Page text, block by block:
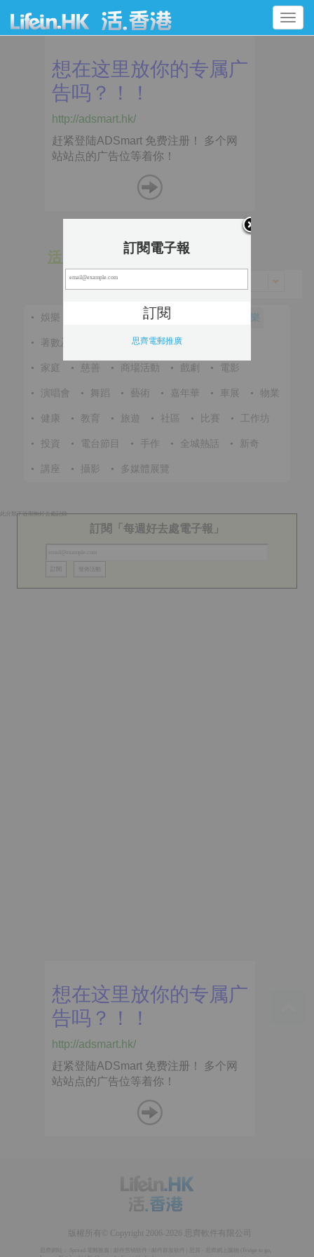
Toggle
navigation
活 動
• 娛樂 • 節慶 音樂
• 著數及優惠 • 體育 •
• 家庭 • 慈善 • 商場活動 • 戲劇 • 電影
• 演唱會 • 舞蹈 • 藝術 • 嘉年華 • 車展 • 物業
• 健康 • 教育 • 旅遊 • 社區 • 比賽 • 工作坊
• 投資 • 電台節目 • 手作 • 全城熱話 • 新奇
• 講座 • 攝影 • 多媒體展覽
此分類下近期無好去處記錄
訂閱「每週好去處電子報」
訂閱電子報
思齊電郵推廣
版權所有© Copyright 2006-2026 思齊軟件有限公司
Spread 電郵推廣